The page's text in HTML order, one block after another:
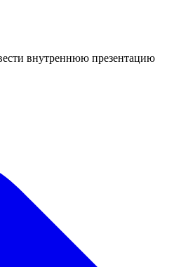
внутреннюю презентацию